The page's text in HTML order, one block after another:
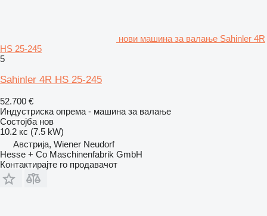
нови машина за валање Sahinler 4R
HS 25-245
5
Sahinler 4R HS 25-245
52.700 €
Индустриска опрема - машина за валање
Состојба нов
10.2 кс (7.5 kW)
Австрија, Wiener Neudorf
Hesse + Co Maschinenfabrik GmbH
Контактирајте го продавачот